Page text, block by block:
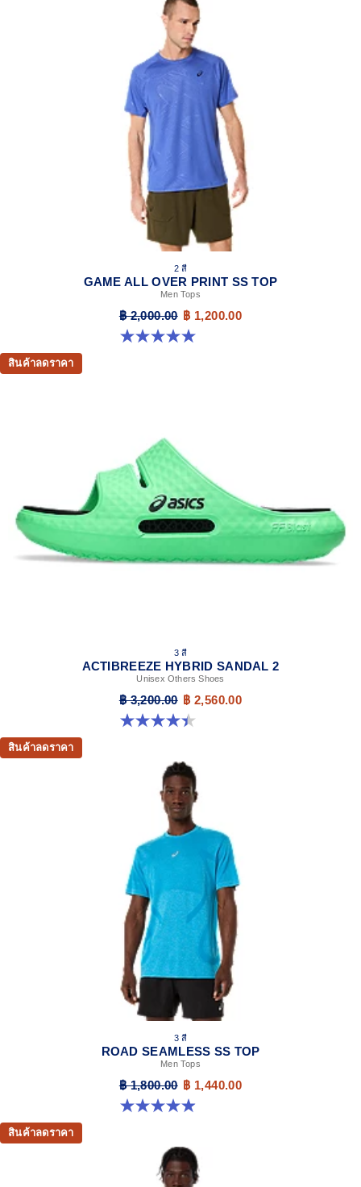
2 สี
GAME ALL OVER PRINT SS TOP
Men Tops
฿ 2,000.00 ฿ 1,200.00
5.0 จาก 5 ดาว 4 รีวิว
สินค้าลดราคา
3 สี
ACTIBREEZE HYBRID SANDAL 2
Unisex Others Shoes
฿ 3,200.00 ฿ 2,560.00
4.4 จาก 5 ดาว 111 รีวิว
สินค้าลดราคา
3 สี
ROAD SEAMLESS SS TOP
Men Tops
฿ 1,800.00 ฿ 1,440.00
4.9 จาก 5 ดาว 332 รีวิว
สินค้าลดราคา